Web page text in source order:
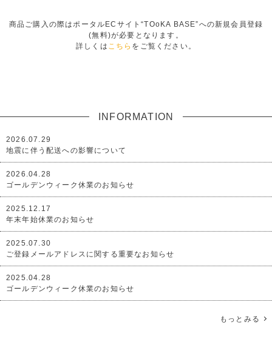
商品ご購入の際はポータルECサイト“TOoKA BASE”への新規会員登録
(無料)が必要となります。
詳しくは こちら をご覧ください。
INFORMATION
2026.07.29
地震に伴う配送への影響について
2026.04.28
ゴールデンウィーク休業のお知らせ
2025.12.17
年末年始休業のお知らせ
2025.07.30
ご登録メールアドレスに関する重要なお知らせ
2025.04.28
ゴールデンウィーク休業のお知らせ
もっとみる